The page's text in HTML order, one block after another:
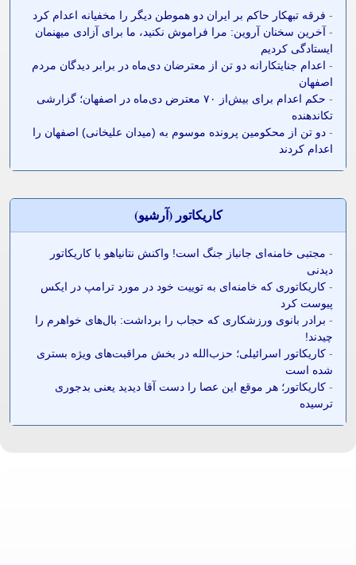
- فرقه تبهکار حاکم بر ایران دو هموطن دیگر را مخفیانه اعدام کرد
- آخرین سخنان آروین: مرا فراموش نکنید، ما برای آزادی میهنمان
ایستادگی کردیم
- اعدام جنایتکارانه دو تن از معترضان دی‌ماه در برابر دیدگان مردم
اصفهان
-
حکم اعدام برای بیش‌از ۷۰ معترض دی‌ماه در اصفهان؛ گزارشی
تکاندهنده
- دو تن از محکومین پرونده موسوم به (میدان علیخانی) اصفهان را
اعدام کردند
کاريکاتور (آرشيو)
- مجتبی خامنه‌ای جانباز جنگ است! واکنش نتانیاهو با کاریکاتور
دیدنی
- کاریکاتوری که خامنه‌ای به توییت خود در مورد ترامپ در ایکس
پیوست کرد
- برادر بانوی ورزشکاری که حجاب را برداشت: بال‌های خواهرم را
چیدند!
- کاریکاتور اسرائیلی؛ حزب‌الله در بخش مراقبت‌های ویژه بستری
شده است
- کاریکاتور؛ هر موقع این عصا را دست آقا دیدید یعنی بدجوری
ترسیده